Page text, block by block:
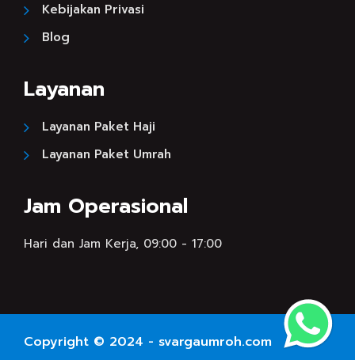
Kebijakan Privasi
Blog
Layanan
Layanan Paket Haji
Layanan Paket Umrah
Jam Operasional
Hari dan Jam Kerja, 09:00 - 17:00
Copyright © 2024 - svargaumroh.com